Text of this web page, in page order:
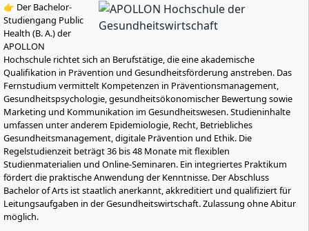
👉 Der Bachelor-
Studiengang Public
Health (B. A.) der
APOLLON
Hochschule richtet sich an Berufstätige, die eine akademische
Qualifikation in Prävention und Gesundheitsförderung anstreben. Das
Fernstudium vermittelt Kompetenzen in Präventionsmanagement,
Gesundheitspsychologie, gesundheitsökonomischer Bewertung sowie
Marketing und Kommunikation im Gesundheitswesen. Studieninhalte
umfassen unter anderem Epidemiologie, Recht, Betriebliches
Gesundheitsmanagement, digitale Prävention und Ethik. Die
Regelstudienzeit beträgt 36 bis 48 Monate mit flexiblen
Studienmaterialien und Online-Seminaren. Ein integriertes Praktikum
fördert die praktische Anwendung der Kenntnisse. Der Abschluss
Bachelor of Arts ist staatlich anerkannt, akkreditiert und qualifiziert für
Leitungsaufgaben in der Gesundheitswirtschaft. Zulassung ohne Abitur
möglich.